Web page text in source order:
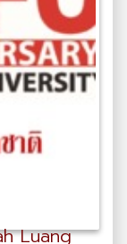
Luang